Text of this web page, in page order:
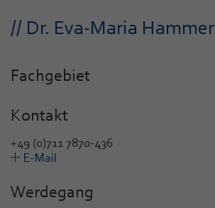
// Dr. Eva-Maria Hammer
Fachgebiet
Kontakt
+49 (0)711 7870-436
E-Mail
Werdegang